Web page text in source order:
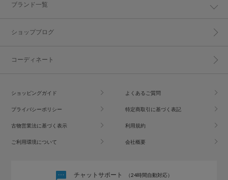
ブランド一覧
ショップブログ
コーディネート
ショッピングガイド よくあるご質問
プライバシーポリシー 特定商取引に基づく表記
古物営業法に基づく表示 利用規約
ご利用環境について 会社概要
チャットサポート （24時間自動対応）